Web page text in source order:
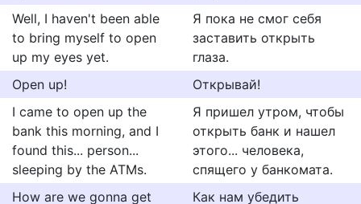
Well, I haven't been able
to bring myself to open
up my eyes yet.
Я пока не смог себя
заставить открыть
глаза.
Open up!
Открывай!
I came to open up the
bank this morning, and I
found this... person...
sleeping by the ATMs.
Я пришел утром, чтобы
открыть банк и нашел
этого... человека,
спящего у банкомата.
How are we gonna get
Как нам убедить